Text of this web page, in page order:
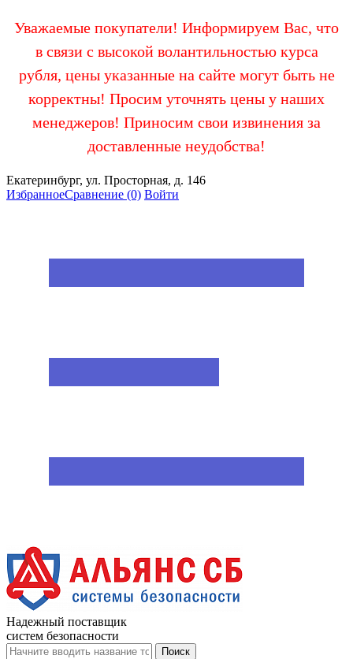
Уважаемые покупатели! Информируем Вас, что
в связи с высокой волантильностью курса
рубля, цены указанные на сайте могут быть не
корректны! Просим уточнять цены у наших
менеджеров! Приносим свои извинения за
доставленные неудобства!
Екатеринбург, ул. Просторная, д. 146
ИзбранноеСравнение (0) Войти
Надежный поставщик
систем безопасности
Поиск